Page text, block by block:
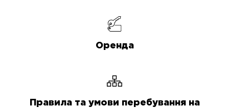
Оренда
Правила та умови перебування на